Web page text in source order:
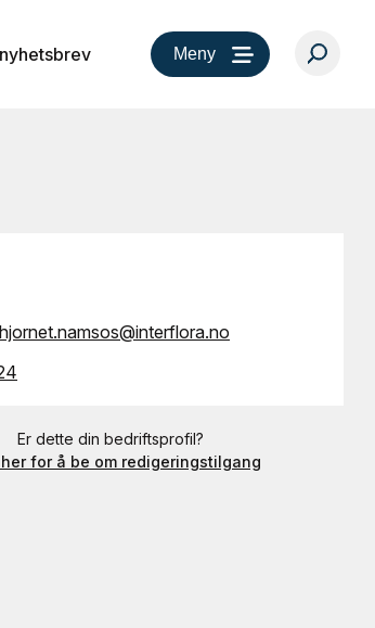
Meny
Er dette din bedriftsprofil?
for å be om redigeringstilgang